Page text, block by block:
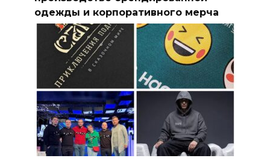
одежды и корпоративного мерча